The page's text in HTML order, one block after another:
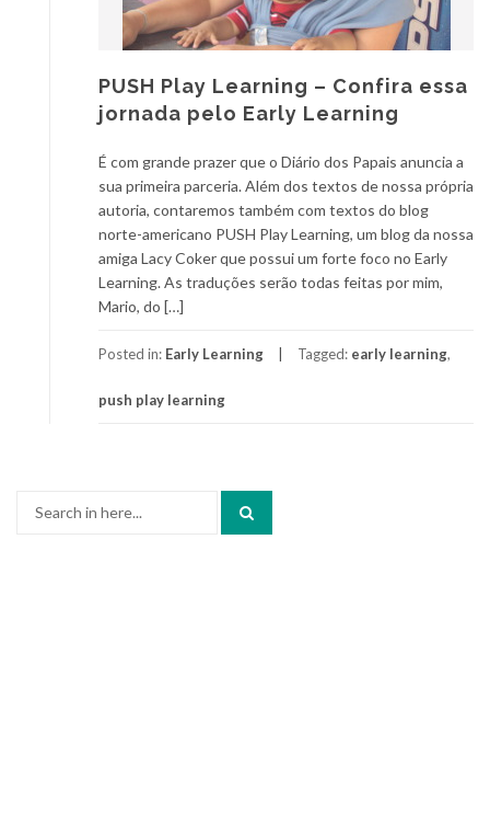
PUSH Play Learning – Confira essa
jornada pelo Early Learning
É com grande prazer que o Diário dos Papais anuncia a
sua primeira parceria. Além dos textos de nossa própria
autoria, contaremos também com textos do blog
norte-americano PUSH Play Learning, um blog da nossa
amiga Lacy Coker que possui um forte foco no Early
Learning. As traduções serão todas feitas por mim,
Mario, do […]
Posted in: Early Learning Tagged: early learning,
push play learning